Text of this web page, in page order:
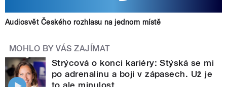
Audiosvět Českého rozhlasu na jednom místě
MOHLO BY VÁS ZAJÍMAT
Strýcová o konci kariéry: Stýská se mi
po adrenalinu a boji v zápasech. Už je